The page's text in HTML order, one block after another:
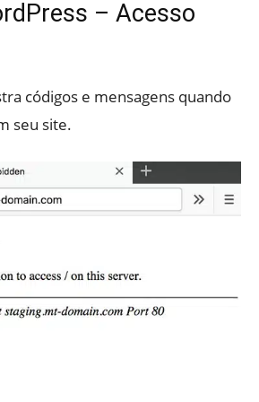
– Acesso
códigos e mensagens quando
seu site.